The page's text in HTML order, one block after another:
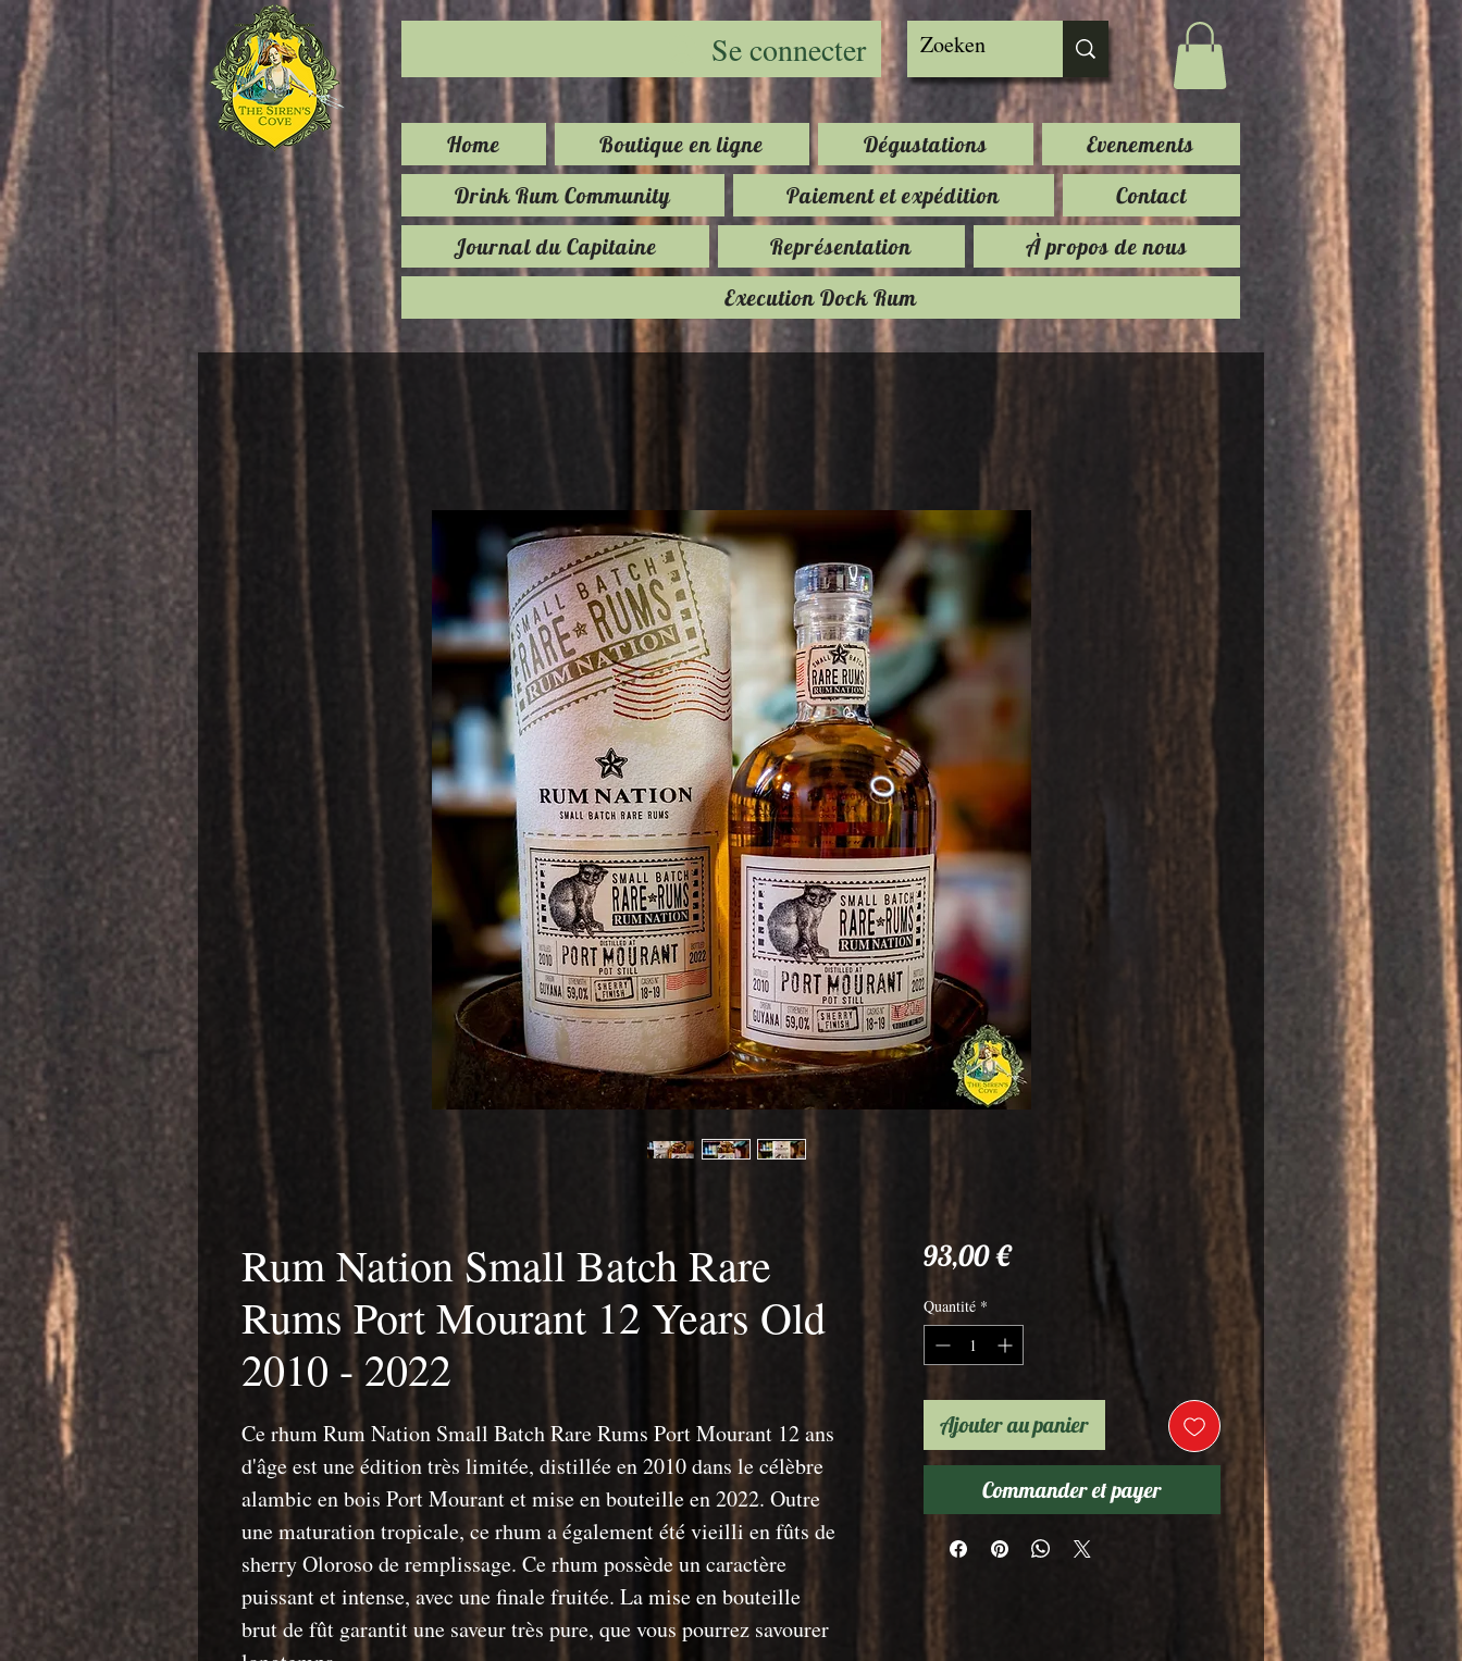
Se connecter
Home Boutique en ligne Dégustations
Evenements
Drink Rum Community
Paiement et expédition
Contact
Journal du Capitaine
Représentation
À propos de nous
Execution Dock Rum
Rum Nation Small Batch Rare
Rums Port Mourant 12 Years Old
2010 - 2022
Ce rhum Rum Nation Small Batch Rare Rums Port Mourant 12 ans
d'âge est une édition très limitée, distillée en 2010 dans le célèbre
alambic en bois Port Mourant et mise en bouteille en 2022. Outre
une maturation tropicale, ce rhum a également été vieilli en fûts de
sherry Oloroso de remplissage. Ce rhum possède un caractère
puissant et intense, avec une finale fruitée. La mise en bouteille
brut de fût garantit une saveur très pure, que vous pourrez savourer
93,00 €Prix
Quantité *
Ajouter au panier
Commander et payer